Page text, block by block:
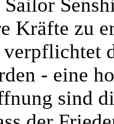
Kräfte zu
- eine
sind